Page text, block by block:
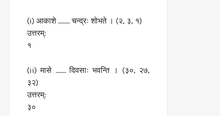
(i) आकाशे …….. चन्द्रः शोभते । (२, ३, १)
उत्तरम्:
१
(ii) मासे ……. दिवसाः भवन्ति । (३०, २७,
३२)
उत्तरम्:
३०